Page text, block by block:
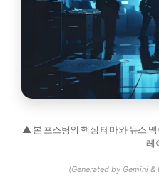
▲ 본 포스팅의 핵심 테마와 뉴스
레
(Generated by Gemini